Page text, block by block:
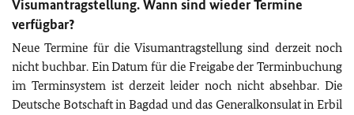
Visumantragstellung. Wann sind wieder Termine
verfügbar?
Neue Termine für die Visumantragstellung sind derzeit noch
nicht buchbar. Ein Datum für die Freigabe der Terminbuchung
im Terminsystem ist derzeit leider noch nicht absehbar. Die
Deutsche Botschaft in Bagdad und das Generalkonsulat in Erbil